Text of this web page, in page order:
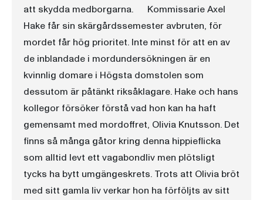
att skydda medborgarna. Kommissarie Axel
Hake får sin skärgårdssemester avbruten, för
mordet får hög prioritet. Inte minst för att en av
de inblandade i mordundersökningen är en
kvinnlig domare i Högsta domstolen som
dessutom är påtänkt riksåklagare. Hake och hans
kollegor försöker förstå vad hon kan ha haft
gemensamt med mordoffret, Olivia Knutsson. Det
finns så många gåtor kring denna hippieflicka
som alltid levt ett vagabondliv men plötsligt
tycks ha bytt umgängeskrets. Trots att Olivia bröt
med sitt gamla liv verkar hon ha förföljts av sitt